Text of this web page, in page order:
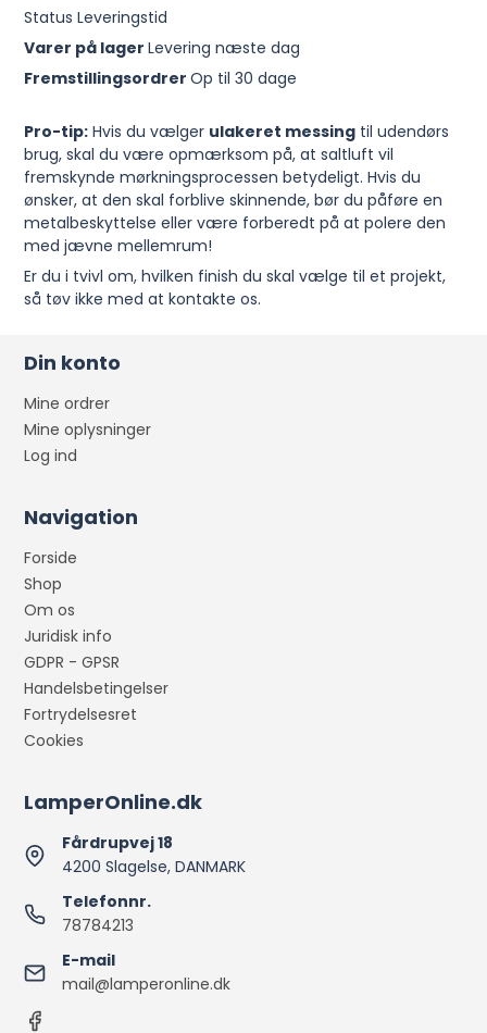
Status Leveringstid
Varer på lagerLevering næste dag
FremstillingsordrerOp til 30 dage
Pro-tip: Hvis du vælger ulakeret messing til udendørs
brug, skal du være opmærksom på, at saltluft vil
fremskynde mørkningsprocessen betydeligt. Hvis du
ønsker, at den skal forblive skinnende, bør du påføre en
metalbeskyttelse eller være forberedt på at polere den
med jævne mellemrum!
Er du i tvivl om, hvilken finish du skal vælge til et projekt,
så tøv ikke med at kontakte os.
Din konto
Mine ordrer
Mine oplysninger
Log ind
Navigation
Forside
Shop
Om os
Juridisk info
GDPR - GPSR
Handelsbetingelser
Fortrydelsesret
Cookies
LamperOnline.dk
Fårdrupvej 18
4200 Slagelse, DANMARK
Telefonnr.
78784213
E-mail
mail@lamperonline.dk